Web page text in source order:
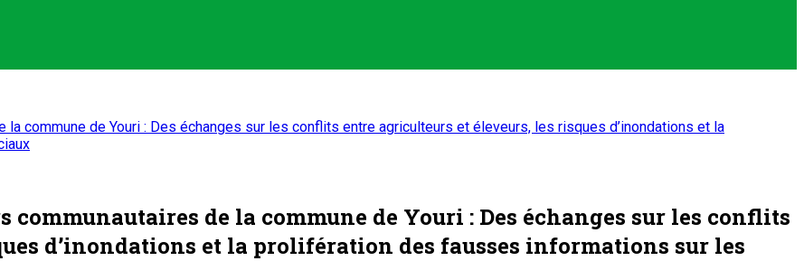
commune de Youri : Des échanges sur les conflits entre agriculteurs et éleveurs, les risques d’inondations et la
de la commune de Youri : Des échanges sur les conflits
d’inondations et la prolifération des fausses informations sur les